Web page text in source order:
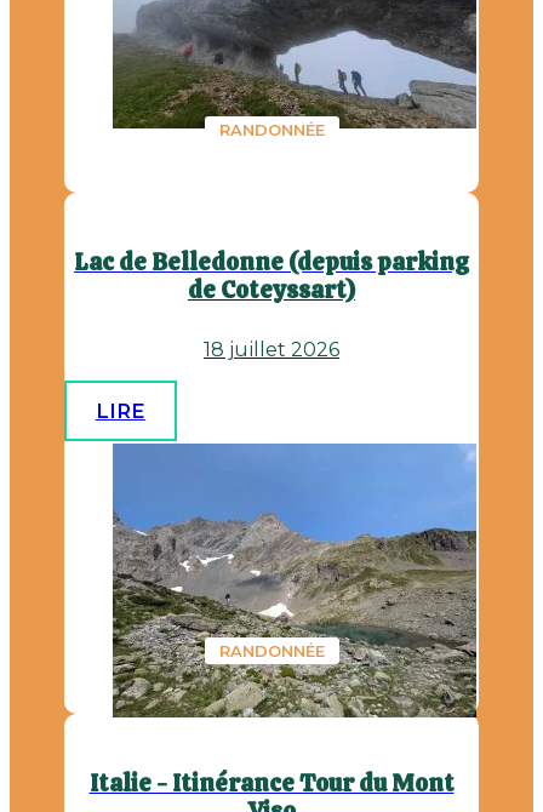
RANDONNÉE
Lac de Belledonne (depuis parking
de Coteyssart)
18 juillet 2026
LIRE
RANDONNÉE
Italie - Itinérance Tour du Mont